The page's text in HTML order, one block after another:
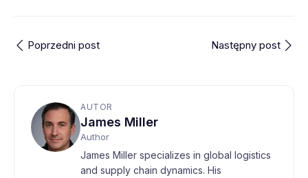
Poprzedni post Następny post
AUTOR
James Miller
Author
James Miller specializes in global logistics
and supply chain dynamics. His